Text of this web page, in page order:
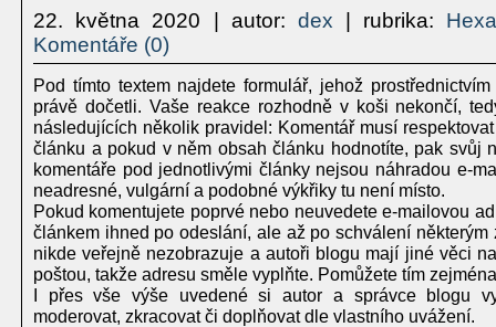
22. května 2020 | autor: dex | rubrika:
Komentáře (0)
Pod tímto textem najdete formulář, jehož
právě dočetli. Vaše reakce rozhodně v koši nekončí,
následujících několik pravidel: Komentář musí
článku a pokud v něm obsah článku hodnotíte, pak svůj
komentáře pod jednotlivými články nejsou náhradou e-
neadresné, vulgární a podobné výkřiky tu není místo.
Pokud komentujete poprvé nebo neuvedete e-mailovou
článkem ihned po odeslání, ale až po schválení
nikde veřejně nezobrazuje a autoři blogu mají jiné věci
poštou, takže adresu směle vyplňte. Pomůžete tím
I přes vše výše uvedené si autor a správce blogu
moderovat, zkracovat či doplňovat dle vlastního uvážení.